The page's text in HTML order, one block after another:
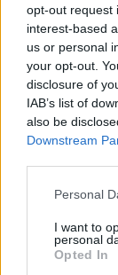
opt-out request
interest-based
us or personal
your opt-out.
disclosure of
IAB’s list of
also be
Downstream
Please note
not limited to
grant or deny
use your data
Personal
I want to
personal
Opted In
Kövess